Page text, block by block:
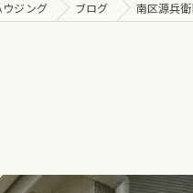
ジング ブログ 南区源兵